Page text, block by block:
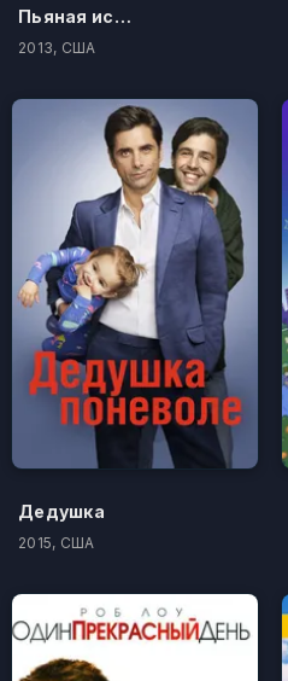
Пьяная история
2013, США
Дедушка
2015, США